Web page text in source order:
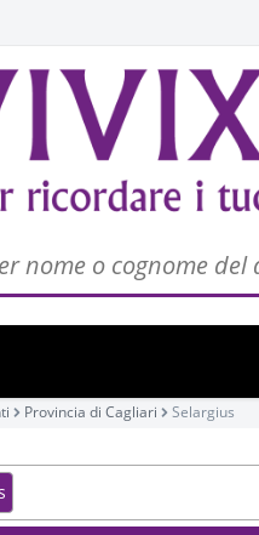
Provincia di Cagliari Selargius